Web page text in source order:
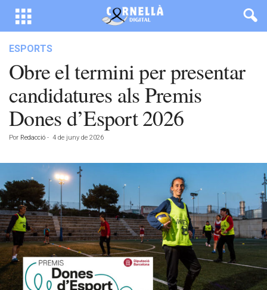
ESPORTS
Obre el termini per presentar
candidatures als Premis
Dones d’Esport 2026
Por Redacció - 4 de juny de 2026